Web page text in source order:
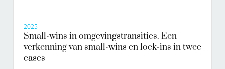
2025
Small-wins in omgevingstransities. Een
verkenning van small-wins en lock-ins in twee
cases